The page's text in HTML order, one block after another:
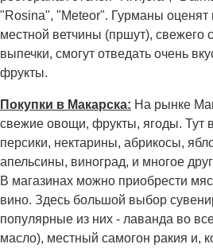
"Rosina", "Meteor". Гурманы
местной ветчины (пршут), свежего
выпечки, смогут отведать очень
фрукты.
Покупки в Макарска: На рынке
свежие овощи, фрукты, ягоды. Тут
персики, нектарины, абрикосы,
апельсины, виноград, и многое
В магазинах можно приобрести
вино. Здесь большой выбор
популярные из них - лаванда во
масло), местный самогон ракия и,